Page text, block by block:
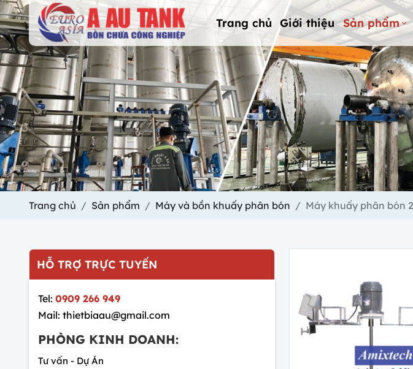
Trang chủ Giới thiệu Sản phẩm
Trang chủ Sản phẩm Máy và bồn khuấy phân bón Máy khuấy phân bón
HỖ TRỢ TRỰC TUYẾN
Tel:0909 266 949
Mail: thietbiaau@gmail.com
PHÒNG KINH DOANH:
Tư vấn - Dự Án